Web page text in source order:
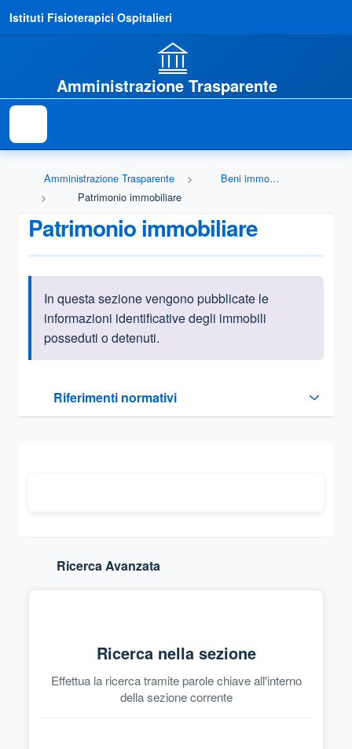
Istituti Fisioterapici Ospitalieri
Amministrazione Trasparente
Amministrazione Trasparente
Beni immobili e gestione patrimonio
Patrimonio immobiliare
Patrimonio immobiliare
Informazioni introduttive
In questa sezione vengono pubblicate le
informazioni identificative degli immobili
posseduti o detenuti.
Riferimenti normativi
Sezione compressa
Ricerca Avanzata
Ricerca nella sezione
Effettua la ricerca tramite parole chiave all'interno
della sezione corrente